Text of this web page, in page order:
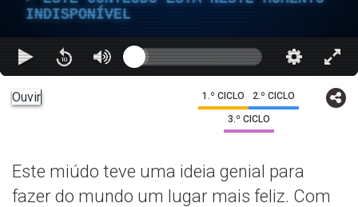
INDISPONÍVEL
Ouvir 1.º CICLO 2.º CICLO
3.º CICLO
Este miúdo teve uma ideia genial para
fazer do mundo um lugar mais feliz. Com